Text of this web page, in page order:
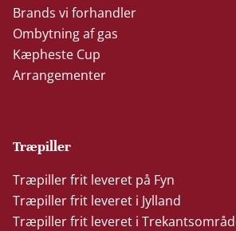
Brands vi forhandler
Ombytning af gas
Kæpheste Cup
Arrangementer
Træpiller
Træpiller frit leveret på Fyn
Træpiller frit leveret i Jylland
Træpiller frit leveret i